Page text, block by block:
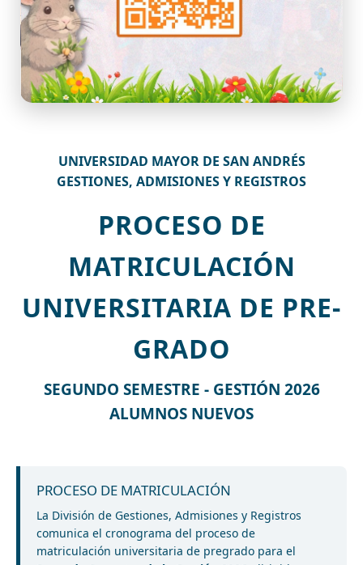
UNIVERSIDAD MAYOR DE SAN ANDRÉS
GESTIONES, ADMISIONES Y REGISTROS
PROCESO DE
MATRICULACIÓN
UNIVERSITARIA DE PRE-
GRADO
SEGUNDO SEMESTRE - GESTIÓN 2026
ALUMNOS NUEVOS
PROCESO DE MATRICULACIÓN
La División de Gestiones, Admisiones y Registros
comunica el cronograma del proceso de
matriculación universitaria de pregrado para el